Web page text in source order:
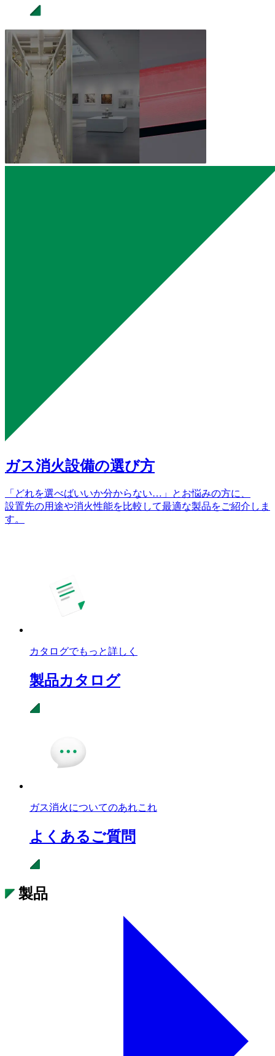
ガス消火設備の選び方
「どれを選べばいいか分からない…」とお悩みの方に、
設置先の用途や消火性能を比較して最適な製品をご紹介しま
す。
カタログでもっと詳しく
製品カタログ
ガス消火についてのあれこれ
よくあるご質問
製品